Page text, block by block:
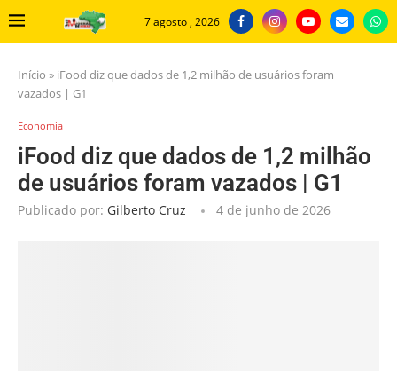
7 agosto , 2026
Início » iFood diz que dados de 1,2 milhão de usuários foram
vazados | G1
Economia
iFood diz que dados de 1,2 milhão
de usuários foram vazados | G1
Publicado por: Gilberto Cruz 4 de junho de 2026